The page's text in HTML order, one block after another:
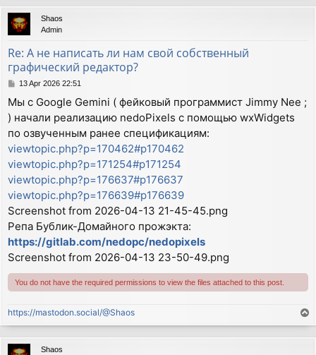
p
Shaos
Admin
Re: А не написать ли нам свой собственный
графический редактор?
P
s
t
13 Apr 2026 22:51
Мы с Google Gemini ( фейковый программист Jimmy Nee ;
) начали реализацию nedoPixels с помощью wxWidgets
по озвученным ранее спецификациям:
viewtopic.php?p=170462#p170462
viewtopic.php?p=171254#p171254
viewtopic.php?p=176637#p176637
viewtopic.php?p=176639#p176639
Screenshot from 2026-04-13 21-45-45.png
Репа Бублик-Домайного прожэкта:
https://gitlab.com/nedopc/nedopixels
Screenshot from 2026-04-13 23-50-49.png
You do not have the required permissions to view the files attached to this post.
https://mastodon.social/@Shaos
o
p
Shaos